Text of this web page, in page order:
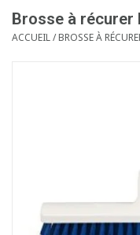
Service client
Brosse à récurer
ACCUEIL/BROSSE À